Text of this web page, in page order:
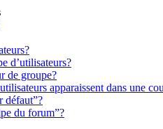
d’utilisateurs?
de groupe?
apparaissent dans une
défaut”?
du forum”?